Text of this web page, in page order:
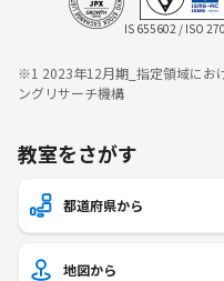
IS 655602 / ISO
※1 2023年12月期_指定領域にお
ングリサーチ機構
教室をさがす
都道府県から
地図から